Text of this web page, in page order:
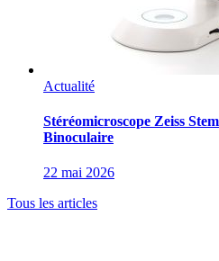
Actualité
Stéréomicroscope Zeiss
Binoculaire
22 mai 2026
Tous les articles